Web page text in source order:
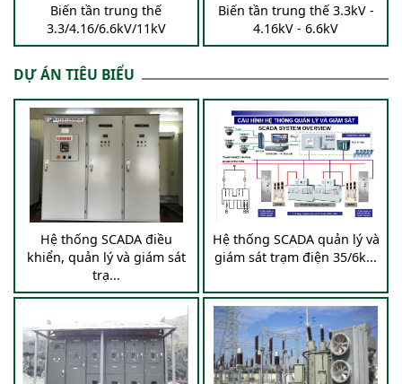
Biến tần trung thế
3.3/4.16/6.6kV/11kV
Biến tần trung thế 3.3kV -
4.16kV - 6.6kV
DỰ ÁN TIÊU BIỂU
Hệ thống SCADA điều
khiển, quản lý và giám sát
trạ...
Hệ thống SCADA quản lý và
giám sát trạm điện 35/6k...